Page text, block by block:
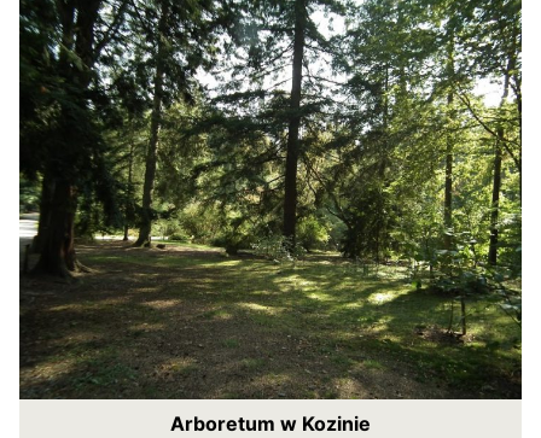
Arboretum w Kozinie